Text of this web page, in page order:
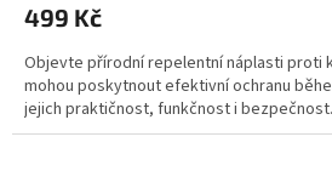
499 Kč
Objevte přírodní repelentní náplasti proti
mohou poskytnout efektivní ochranu
jejich praktičnost, funkčnost i